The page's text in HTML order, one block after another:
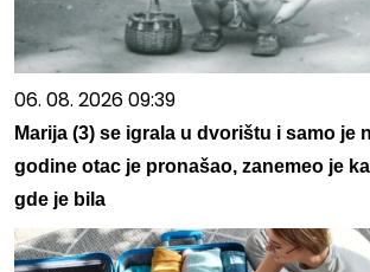
06. 08. 2026 09:39
Marija (3) se igrala u dvorištu i samo je
godine otac je pronašao, zanemeo je
gde je bila